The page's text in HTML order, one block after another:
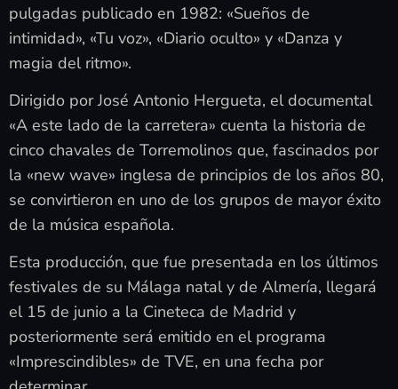
pulgadas publicado en 1982: «Sueños de
intimidad», «Tu voz», «Diario oculto» y «Danza y
magia del ritmo».
Dirigido por José Antonio Hergueta, el documental
«A este lado de la carretera» cuenta la historia de
cinco chavales de Torremolinos que, fascinados por
la «new wave» inglesa de principios de los años 80,
se convirtieron en uno de los grupos de mayor éxito
de la música española.
Esta producción, que fue presentada en los últimos
festivales de su Málaga natal y de Almería, llegará
el 15 de junio a la Cineteca de Madrid y
posteriormente será emitido en el programa
«Imprescindibles» de TVE, en una fecha por